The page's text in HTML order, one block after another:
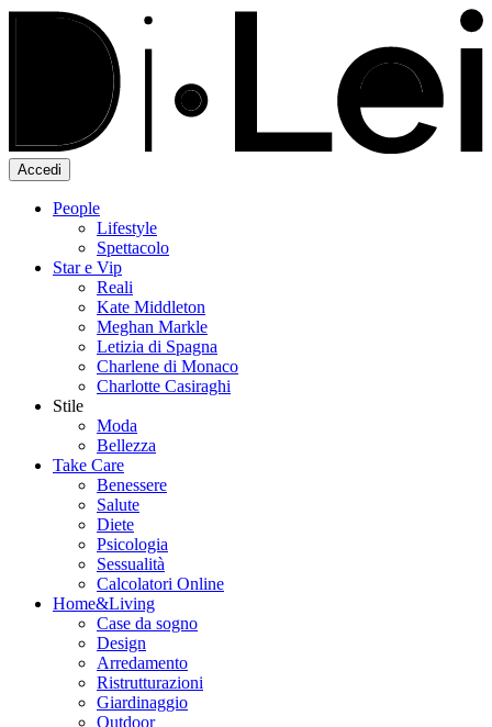
Accedi
People
Lifestyle
Spettacolo
Star e Vip
Reali
Kate Middleton
Meghan Markle
Letizia di Spagna
Charlene di Monaco
Charlotte Casiraghi
Stile
Moda
Bellezza
Take Care
Benessere
Salute
Diete
Psicologia
Sessualità
Calcolatori Online
Home&Living
Case da sogno
Design
Arredamento
Ristrutturazioni
Giardinaggio
Outdoor